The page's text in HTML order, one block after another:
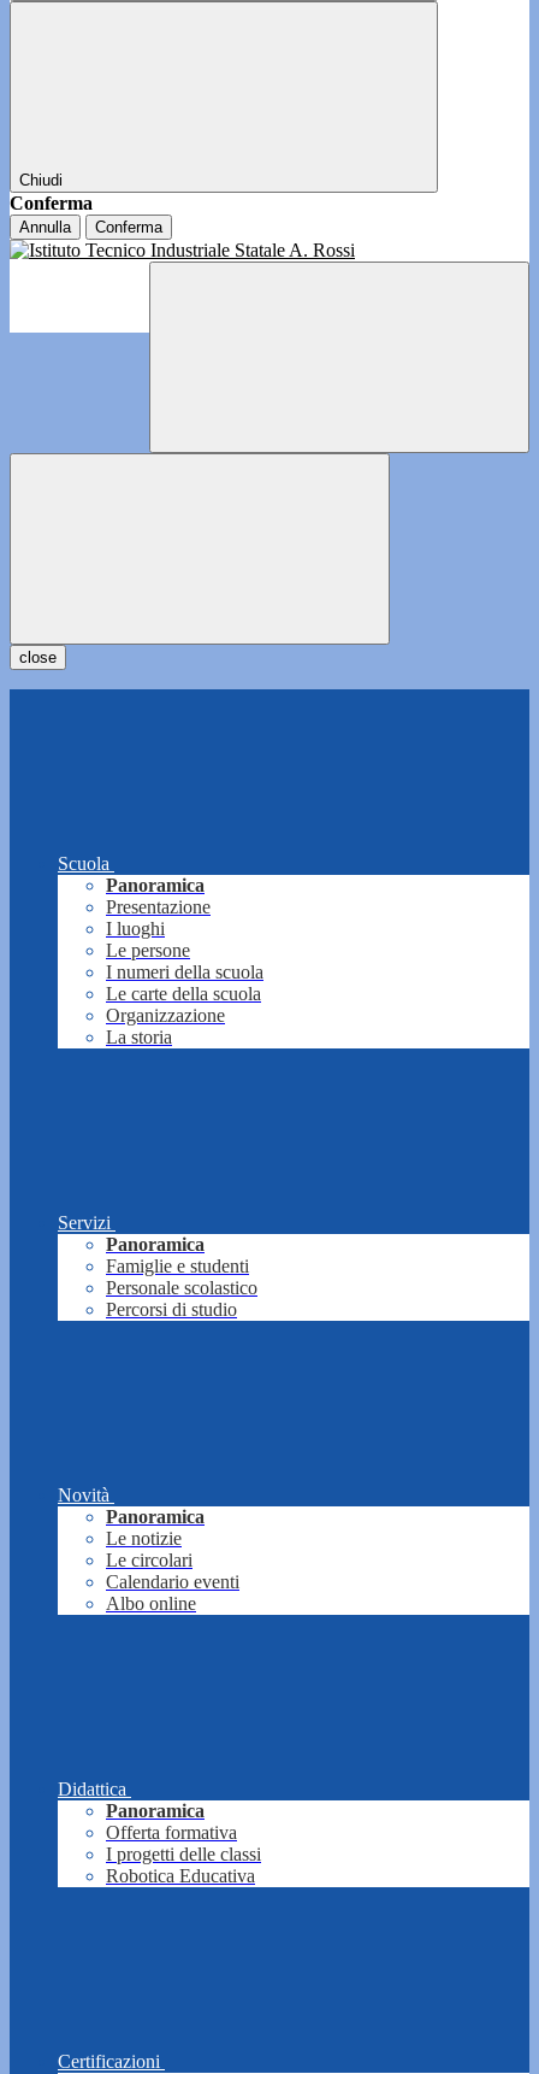
Chiudi
Conferma
Annulla Conferma
close
Scuola
Panoramica
Presentazione
I luoghi
Le persone
I numeri della scuola
Le carte della scuola
Organizzazione
La storia
Servizi
Panoramica
Famiglie e studenti
Personale scolastico
Percorsi di studio
Novità
Panoramica
Le notizie
Le circolari
Calendario eventi
Albo online
Didattica
Panoramica
Offerta formativa
I progetti delle classi
Robotica Educativa
Certificazioni